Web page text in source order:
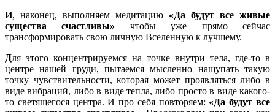
И, наконец, выполняем медитацию «Да будут все живые
существа счастливы» чтобы уже прямо сейчас
трансформировать свою личную Вселенную к лучшему.
Для этого концентрируемся на точке внутри тела, где-то в
центре нашей груди, пытаемся мысленно нащупать такую
точку чувствительности, которая может проявляться либо в
виде вибраций, либо в виде тепла, либо просто в виде какого-
то светящегося центра. И про себя повторяем: «Да будут все